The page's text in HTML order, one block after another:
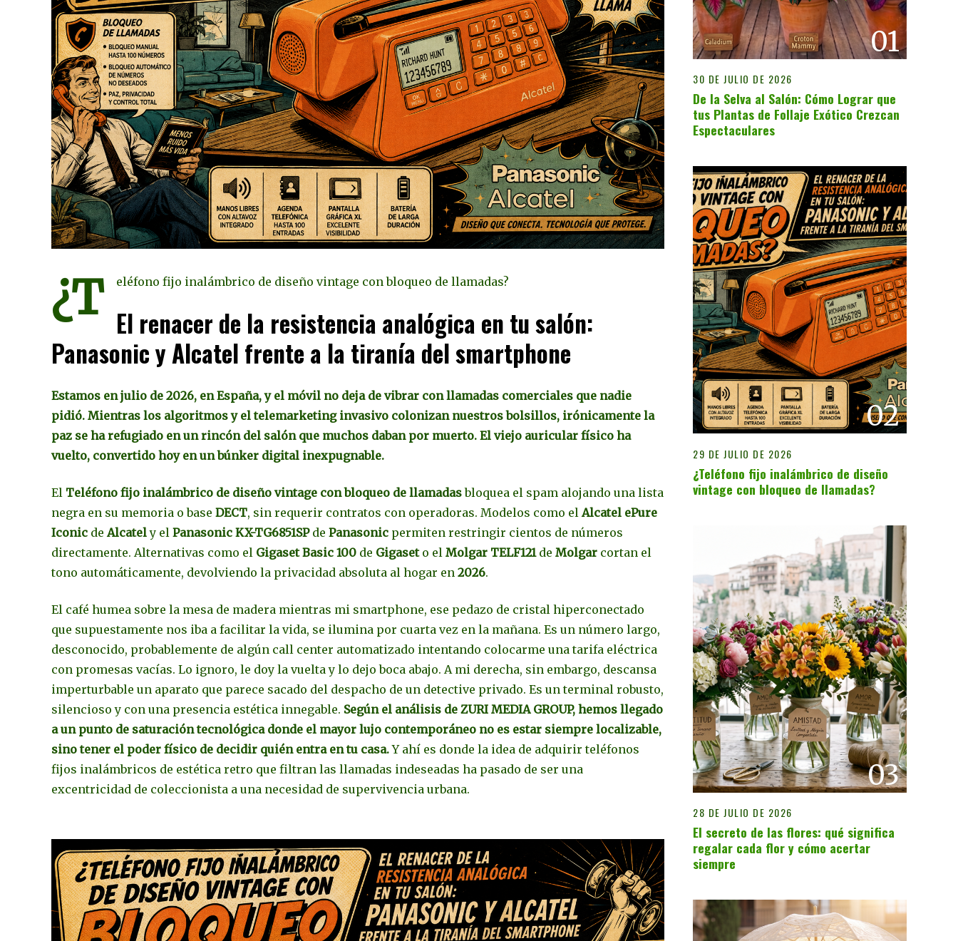
¿T eléfono fijo inalámbrico de diseño vintage con bloqueo de llamadas?
El renacer de la resistencia analógica en tu salón:
Panasonic y Alcatel frente a la tiranía del smartphone
Estamos en julio de 2026, en España, y el móvil no deja de vibrar con llamadas comerciales que nadie
pidió. Mientras los algoritmos y el telemarketing invasivo colonizan nuestros bolsillos, irónicamente la
paz se ha refugiado en un rincón del salón que muchos daban por muerto. El viejo auricular físico ha
vuelto, convertido hoy en un búnker digital inexpugnable.
El Teléfono fijo inalámbrico de diseño vintage con bloqueo de llamadasbloquea el spam alojando una lista
negra en su memoria o base DECT, sin requerir contratos con operadoras. Modelos como elAlcatel ePure
Iconic deAlcately el Panasonic KX-TG6851SPde Panasonic permiten restringir cientos de números
directamente. Alternativas como el Gigaset Basic 100 de Gigaseto el Molgar TELF121de Molgar cortan el
tono automáticamente, devolviendo la privacidad absoluta al hogar en 2026.
El café humea sobre la mesa de madera mientras mi smartphone, ese pedazo de cristal hiperconectado
que supuestamente nos iba a facilitar la vida, se ilumina por cuarta vez en la mañana. Es un número largo,
desconocido, probablemente de algún call center automatizado intentando colocarme una tarifa eléctrica
con promesas vacías. Lo ignoro, le doy la vuelta y lo dejo boca abajo. A mi derecha, sin embargo, descansa
imperturbable un aparato que parece sacado del despacho de un detective privado. Es un terminal robusto,
silencioso y con una presencia estética innegable. Según el análisis de ZURI MEDIA GROUP, hemos llegado
a un punto de saturación tecnológica donde el mayor lujo contemporáneo no es estar siempre localizable,
sino tener el poder físico de decidir quién entra en tu casa.Y ahí es donde la idea de adquirir teléfonos
fijos inalámbricos de estética retro que filtran las llamadas indeseadas ha pasado de ser una
excentricidad de coleccionista a una necesidad de supervivencia urbana.
01
30 DE JULIO DE 2026
De la Selva al Salón: Cómo Lograr que
tus Plantas de Follaje Exótico Crezcan
Espectaculares
02
29 DE JULIO DE 2026
¿Teléfono fijo inalámbrico de diseño
vintage con bloqueo de llamadas?
03
28 DE JULIO DE 2026
El secreto de las flores: qué significa
regalar cada flor y cómo acertar
siempre